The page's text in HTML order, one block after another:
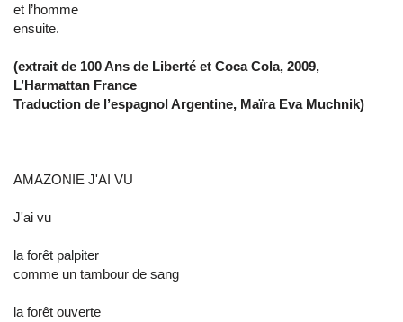
et l’homme
ensuite.
(extrait de 100 Ans de Liberté et Coca Cola, 2009,
L’Harmattan France
Traduction de l’espagnol Argentine, Maïra Eva Muchnik)
AMAZONIE J'AI VU
J'ai vu
la forêt palpiter
comme un tambour de sang
la forêt ouverte